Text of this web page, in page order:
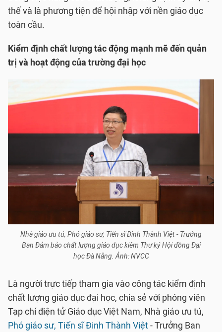
thế và là phương tiện để hội nhập với nền giáo dục
toàn cầu.
Kiểm định chất lượng tác động mạnh mẽ đến quản
trị và hoạt động của trường đại học
Nhà giáo ưu tú, Phó giáo sư, Tiến sĩ Đinh Thành Việt - Trưởng
Ban Đảm bảo chất lượng giáo dục kiêm Thư ký Hội đồng Đại
học Đà Nẵng. Ảnh: NVCC
Là người trực tiếp tham gia vào công tác kiểm định
chất lượng giáo dục đại học, chia sẻ với phóng viên
Tạp chí điện tử Giáo dục Việt Nam, Nhà giáo ưu tú,
Phó giáo sư, Tiến sĩ Đinh Thành Việt- Trưởng Ban